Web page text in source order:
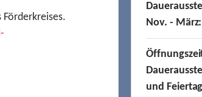
Nov. - März:
und